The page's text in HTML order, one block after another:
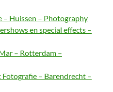
– Huissen – Photography
en special effects –
– Rotterdam –
– Barendrecht –